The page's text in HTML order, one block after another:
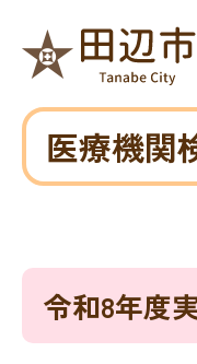
医療機関
令和8年度